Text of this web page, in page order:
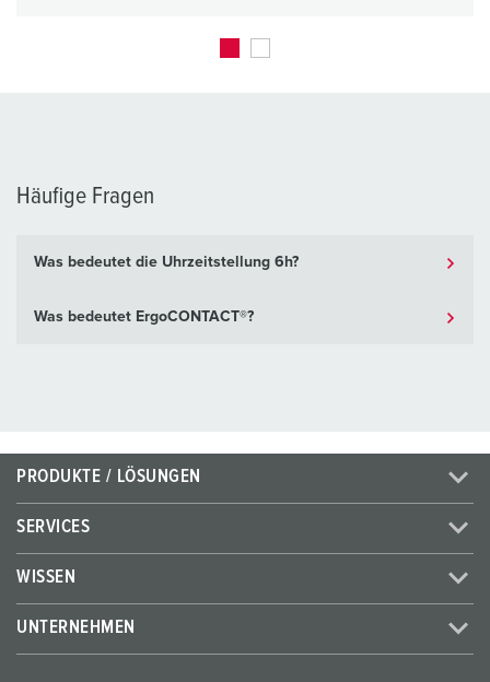
Häufige Fragen
Was bedeutet die Uhrzeitstellung 6h?
Was bedeutet ErgoCONTACT®?
PRODUKTE / LÖSUNGEN
SERVICES
WISSEN
UNTERNEHMEN